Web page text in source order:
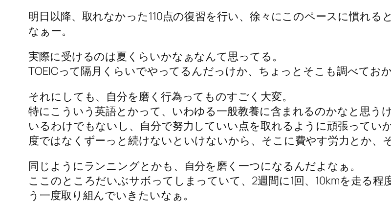
明日以降、取れなかった110点の復習を行い、徐々にこのペースに慣れ
なぁー。
実際に受けるのは夏くらいかなぁなんて思ってる。
TOEICって隔月くらいでやってるんだっけか、ちょっとそこも調べておか
それにしても、自分を磨く行為ってものすごく大変。
特にこういう英語とかって、いわゆる一般教養に含まれるのかなと思う
いるわけでもないし、自分で努力していい点を取れるように頑張ってい
度ではなくずーっと続けないといけないから、そこに費やす労力とか、
同じようにランニングとかも、自分を磨く一つになるんだよなぁ。
ここのところだいぶサボってしまっていて、2週間に1回、10kmを走る
う一度取り組んでいきたいなぁ。